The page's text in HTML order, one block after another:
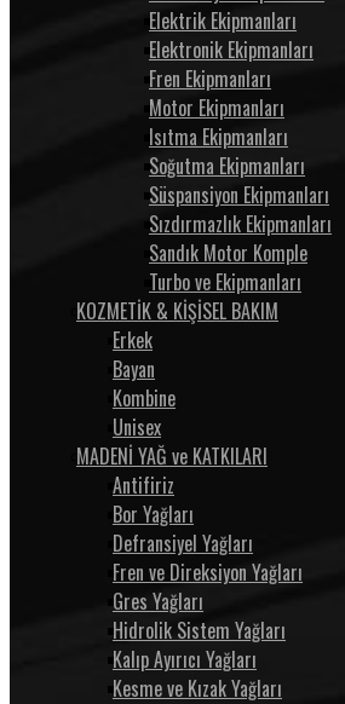
Elektrik Ekipmanları
Elektronik Ekipmanları
Fren Ekipmanları
Motor Ekipmanları
Isıtma Ekipmanları
Soğutma Ekipmanları
Süspansiyon Ekipmanları
Sızdırmazlık Ekipmanları
Sandık Motor Komple
Turbo ve Ekipmanları
KOZMETİK & KİŞİSEL BAKIM
Erkek
Bayan
Kombine
Unisex
MADENİ YAĞ ve KATKILARI
Antifiriz
Bor Yağları
Defransiyel Yağları
Fren ve Direksiyon Yağları
Gres Yağları
Hidrolik Sistem Yağları
Kalıp Ayırıcı Yağları
Kesme ve Kızak Yağları